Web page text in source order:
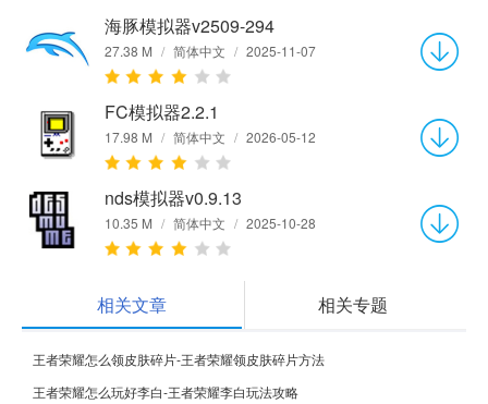
海豚模拟器v2509-294
27.38 M / 简体中文 / 2025-11-07
FC模拟器2.2.1
17.98 M / 简体中文 / 2026-05-12
nds模拟器v0.9.13
10.35 M / 简体中文 / 2025-10-28
相关文章 相关专题
王者荣耀怎么领皮肤碎片-王者荣耀领皮肤碎片方法
王者荣耀怎么玩好李白-王者荣耀李白玩法攻略